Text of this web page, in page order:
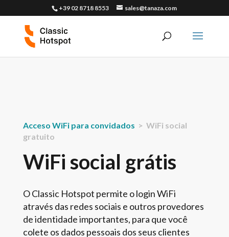
+39 02 8718 8553 sales@tanaza.com
Acceso WiFi para convidados > WiFi social
gratuito
WiFi social grátis
O Classic Hotspot permite o login WiFi
através das redes sociais e outros provedores
de identidade importantes, para que você
colete os dados pessoais dos seus clientes